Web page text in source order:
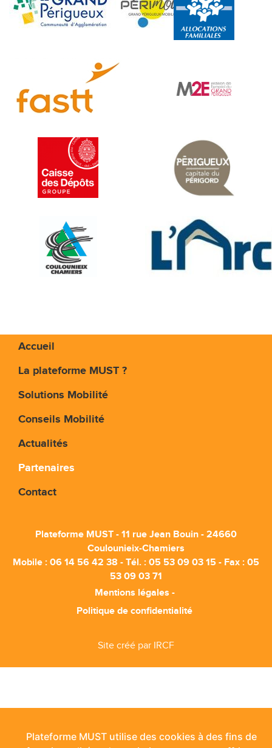
Accueil
La plateforme MUST ?
Solutions Mobilité
Conseils Mobilité
Actualités
Partenaires
Contact
Plateforme MUST - 11 rue Jean Bouin - 24660
Coulounieix-Chamiers
Mobile : 06 14 56 42 38 - Tél. : 05 53 09 03 15 - Fax : 05
53 09 03 71
Mentions légales
Politique de confidentialité
Site créé par IRCF
Plateforme MUST utilise des cookies à des fins de